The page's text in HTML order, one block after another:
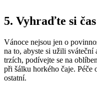
5. Vyhraďte si
Vánoce nejsou jen o
na to, abyste si užili sváteční
trzích, podívejte se na
při šálku horkého čaje. Péče
ostatní.